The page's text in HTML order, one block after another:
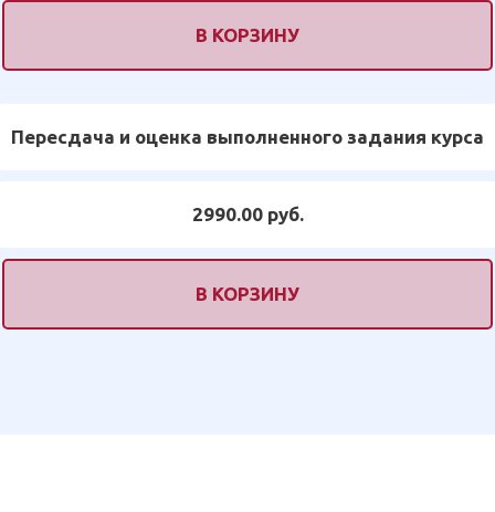
В КОРЗИНУ
Пересдача и оценка выполненного задания курса
2990.00 руб.
В КОРЗИНУ